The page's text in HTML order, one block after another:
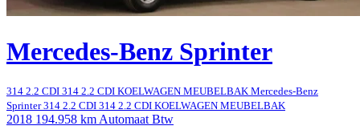
Mercedes-Benz Sprinter
314 2.2 CDI 314 2.2 CDI KOELWAGEN MEUBELBAK Mercedes-Benz
Sprinter 314 2.2 CDI 314 2.2 CDI KOELWAGEN MEUBELBAK
2018 194.958 km Automaat Btw